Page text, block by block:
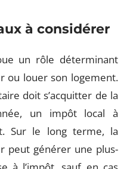
à considérer
un rôle déterminant
ou louer son logement.
doit s’acquitter de la
un impôt local à
Sur le long terme, la
peut générer une plus-